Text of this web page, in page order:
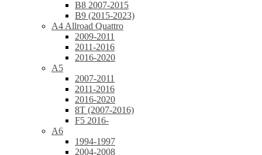
B8 2007-2015
B9 (2015-2023)
A4 Allroad Quattro
2009-2011
2011-2016
2016-2020
A5
2007-2011
2011-2016
2016-2020
8T (2007-2016)
F5 2016-
A6
1994-1997
2004-2008